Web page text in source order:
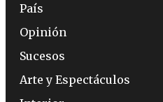
País
Opinión
Sucesos
Arte y Espectáculos